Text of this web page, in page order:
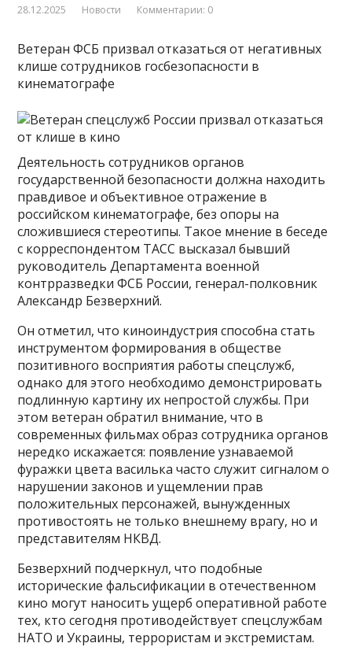
28.12.2025 Новости Комментарии: 0
Ветеран ФСБ призвал отказаться от негативных
клише сотрудников госбезопасности в
кинематографе
Деятельность сотрудников органов
государственной безопасности должна находить
правдивое и объективное отражение в
российском кинематографе, без опоры на
сложившиеся стереотипы. Такое мнение в беседе
с корреспондентом ТАСС высказал бывший
руководитель Департамента военной
контрразведки ФСБ России, генерал-полковник
Александр Безверхний.
Он отметил, что киноиндустрия способна стать
инструментом формирования в обществе
позитивного восприятия работы спецслужб,
однако для этого необходимо демонстрировать
подлинную картину их непростой службы. При
этом ветеран обратил внимание, что в
современных фильмах образ сотрудника органов
нередко искажается: появление узнаваемой
фуражки цвета василька часто служит сигналом о
нарушении законов и ущемлении прав
положительных персонажей, вынужденных
противостоять не только внешнему врагу, но и
представителям НКВД.
Безверхний подчеркнул, что подобные
исторические фальсификации в отечественном
кино могут наносить ущерб оперативной работе
тех, кто сегодня противодействует спецслужбам
НАТО и Украины, террористам и экстремистам.